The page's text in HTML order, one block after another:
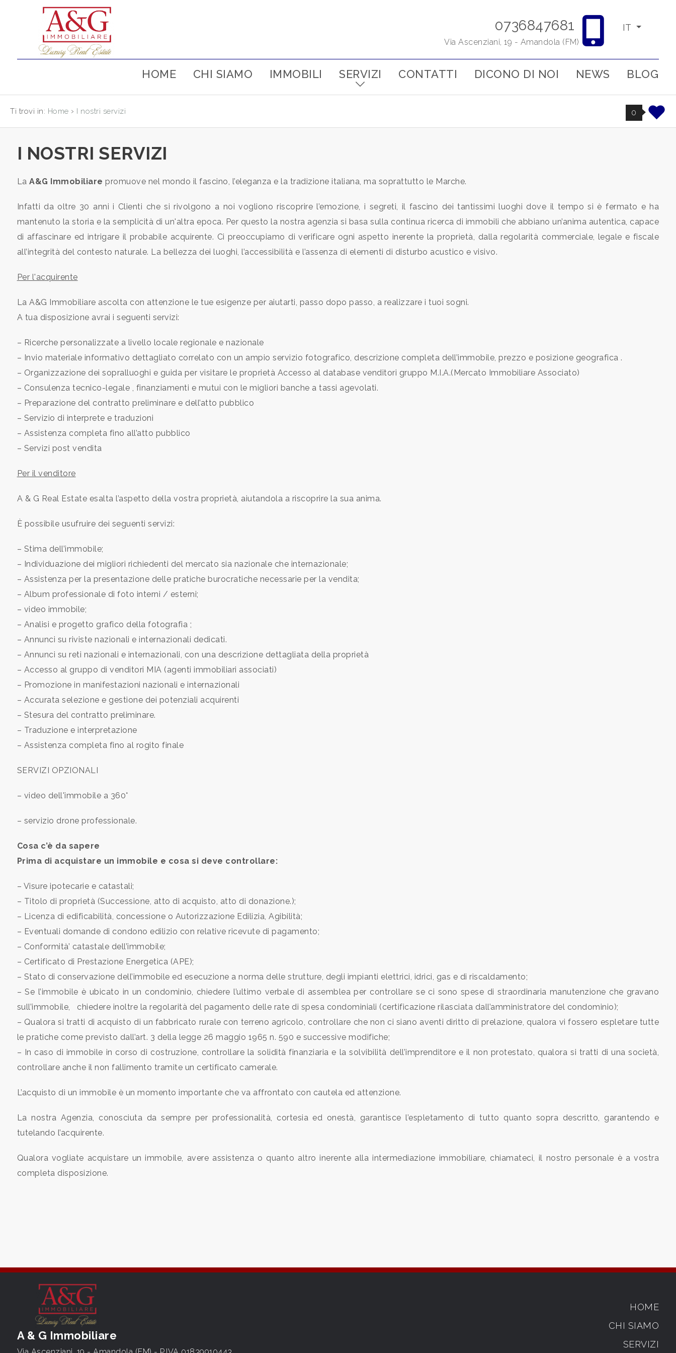
IT
0736847681
Via Ascenziani, 19 - Amandola (FM)
HOME CHI SIAMO IMMOBILI SERVIZI CONTATTI DICONO DI NOI NEWS BLOG
Ti trovi in: Home › I nostri servizi 0
I NOSTRI SERVIZI
La A&G Immobiliare promuove nel mondo il fascino, l’eleganza e la tradizione italiana, ma soprattutto le Marche.
Infatti da oltre 30 anni i Clienti che si rivolgono a noi vogliono riscoprire l’emozione, i segreti, il fascino dei tantissimi luoghi dove il tempo si è fermato e ha
mantenuto la storia e la semplicità di un'altra epoca. Per questo la nostra agenzia si basa sulla continua ricerca di immobili che abbiano un’anima autentica, capace
di affascinare ed intrigare il probabile acquirente. Ci preoccupiamo di verificare ogni aspetto inerente la proprietà, dalla regolarità commerciale, legale e fiscale
all’integrità del contesto naturale. La bellezza dei luoghi, l’accessibilità e l’assenza di elementi di disturbo acustico e visivo.
Per l'acquirente
La A&G Immobiliare ascolta con attenzione le tue esigenze per aiutarti, passo dopo passo, a realizzare i tuoi sogni.
A tua disposizione avrai i seguenti servizi:
– Ricerche personalizzate a livello locale regionale e nazionale
– Invio materiale informativo dettagliato correlato con un ampio servizio fotografico, descrizione completa dell’immobile, prezzo e posizione geografica .
– Organizzazione dei sopralluoghi e guida per visitare le proprietà Accesso al database venditori gruppo M.I.A.(Mercato Immobiliare Associato)
– Consulenza tecnico-legale , finanziamenti e mutui con le migliori banche a tassi agevolati.
– Preparazione del contratto preliminare e dell’atto pubblico
– Servizio di interprete e traduzioni
– Assistenza completa fino all’atto pubblico
– Servizi post vendita
Per il venditore
A & G Real Estate esalta l’aspetto della vostra proprietà, aiutandola a riscoprire la sua anima.
È possibile usufruire dei seguenti servizi:
– Stima dell’immobile;
– Individuazione dei migliori richiedenti del mercato sia nazionale che internazionale;
– Assistenza per la presentazione delle pratiche burocratiche necessarie per la vendita;
– Album professionale di foto interni / esterni;
– video immobile;
– Analisi e progetto grafico della fotografia ;
– Annunci su riviste nazionali e internazionali dedicati.
– Annunci su reti nazionali e internazionali, con una descrizione dettagliata della proprietà
– Accesso al gruppo di venditori MIA (agenti immobiliari associati)
– Promozione in manifestazioni nazionali e internazionali
– Accurata selezione e gestione dei potenziali acquirenti
– Stesura del contratto preliminare.
– Traduzione e interpretazione
– Assistenza completa fino al rogito finale
SERVIZI OPZIONALI
– video dell'immobile a 360°
– servizio drone professionale.
Cosa c’è da sapere
Prima di acquistare un immobile e cosa si deve controllare:
– Visure ipotecarie e catastali;
– Titolo di proprietà (Successione, atto di acquisto, atto di donazione.);
– Licenza di edificabilità, concessione o Autorizzazione Edilizia, Agibilità;
– Eventuali domande di condono edilizio con relative ricevute di pagamento;
– Conformità’ catastale dell’immobile;
– Certificato di Prestazione Energetica (APE);
– Stato di conservazione dell’immobile ed esecuzione a norma delle strutture, degli impianti elettrici, idrici, gas e di riscaldamento;
– Se l’immobile è ubicato in un condominio, chiedere l’ultimo verbale di assemblea per controllare se ci sono spese di straordinaria manutenzione che gravano
sull’immobile, chiedere inoltre la regolarità del pagamento delle rate di spesa condominiali (certificazione rilasciata dall’amministratore del condominio);
– Qualora si tratti di acquisto di un fabbricato rurale con terreno agricolo, controllare che non ci siano aventi diritto di prelazione, qualora vi fossero espletare tutte
le pratiche come previsto dall’art. 3 della legge 26 maggio 1965 n. 590 e successive modifiche;
– In caso di immobile in corso di costruzione, controllare la solidità finanziaria e la solvibilità dell’imprenditore e il non protestato, qualora si tratti di una società,
controllare anche il non fallimento tramite un certificato camerale.
L’acquisto di un immobile è un momento importante che va affrontato con cautela ed attenzione.
La nostra Agenzia, conosciuta da sempre per professionalità, cortesia ed onestà, garantisce l’espletamento di tutto quanto sopra descritto, garantendo e
tutelando l’acquirente.
Qualora vogliate acquistare un immobile, avere assistenza o quanto altro inerente alla intermediazione immobiliare, chiamateci, il nostro personale è a vostra
completa disposizione.
A & G Immobiliare
HOME
CHI SIAMO
SERVIZI
SIAMO
IMMOBILI
SERVIZI
CONTATTI
NEWS
BLOG
Affitto
dove
cercare
Provincia
Comune
multiscelta
Qualsiasi
Residenziali
Commerciali
Prezzo
Totale
mq
Locali
2
4
5
5+
minimi
Qualsiasi
1
2
4
Qualsiasi
2